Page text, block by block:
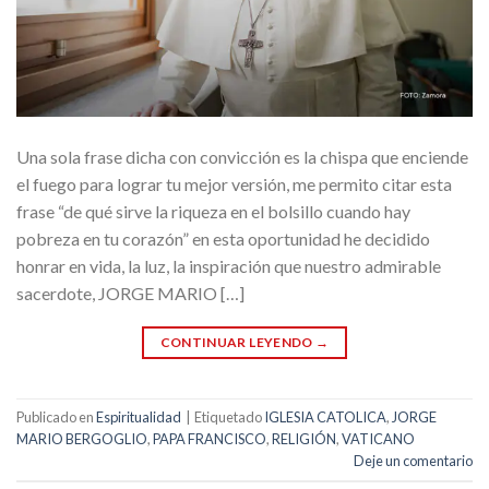
Una sola frase dicha con convicción es la chispa que enciende
el fuego para lograr tu mejor versión, me permito citar esta
frase “de qué sirve la riqueza en el bolsillo cuando hay
pobreza en tu corazón” en esta oportunidad he decidido
honrar en vida, la luz, la inspiración que nuestro admirable
sacerdote, JORGE MARIO […]
CONTINUAR LEYENDO →
Publicado enEspiritualidad EtiquetadoIGLESIA CATOLICA, JORGE
MARIO BERGOGLIO,PAPA FRANCISCO,RELIGIÓN,VATICANO
Deje un comentario